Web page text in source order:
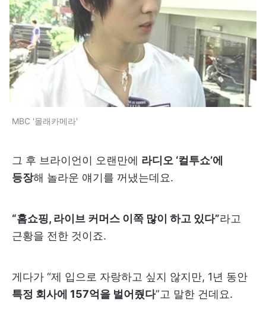
MBC '몰래카메라'
그 후 브라이언이 오랜만에 라디오 ‘컬투쇼’에
등장해 놀라운 얘기를 꺼냈는데요.
“홈쇼핑, 라이브 커머스 이쪽 많이 하고 있다”라고
근황을 전한 것이죠.
게다가 “제 입으로 자랑하고 싶지 않지만, 1년 동안
특정 회사에 157억을 벌어줬다”고 말한 건데요.